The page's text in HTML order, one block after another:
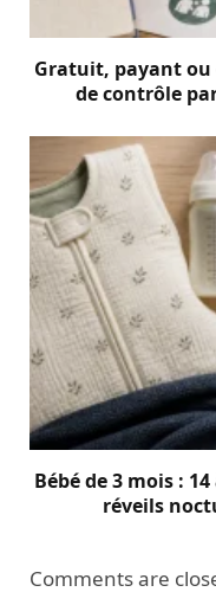
Gratuit, payant
de contrôle
Bébé de 3 mois :
réveils
Comments are